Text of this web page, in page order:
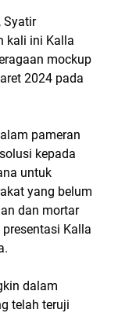
Syatir
kali ini Kalla
mockup
2024 pada
pameran
kepada
untuk
yang belum
dan mortar
Kalla
dalam
telah teruji